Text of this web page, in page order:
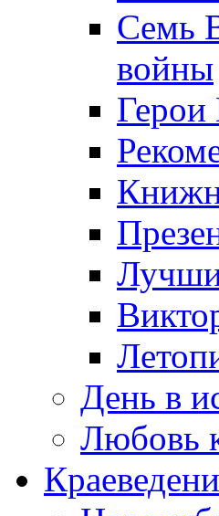
Семь
войны
Герои
День в
Любовь